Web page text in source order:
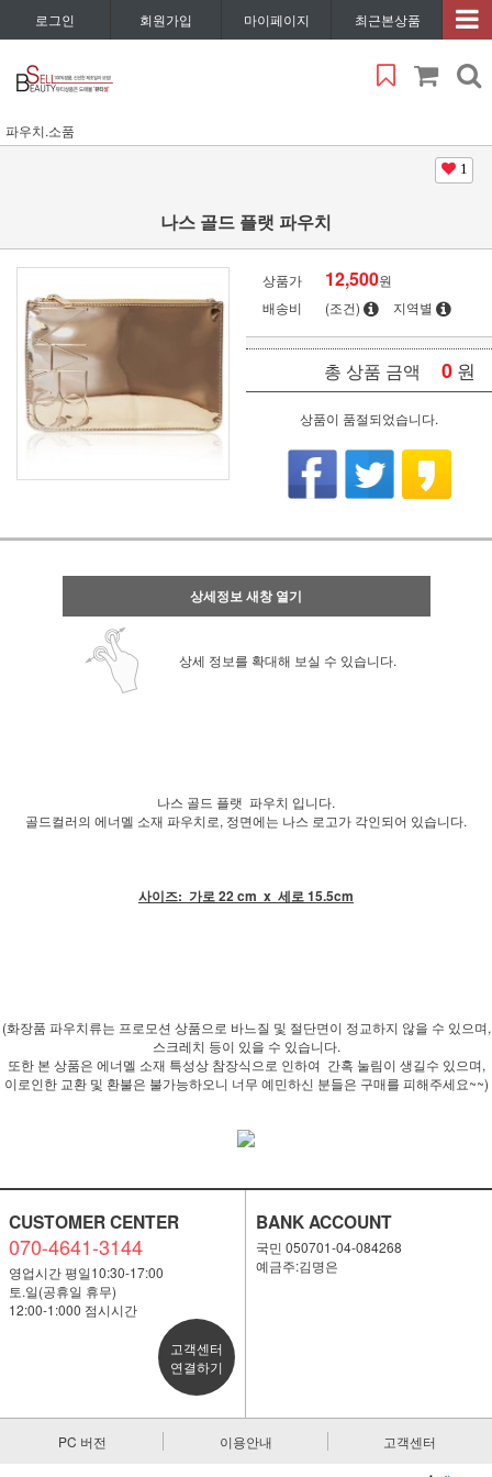
로그인 회원가입 마이페이지 최근본상품
파우치.소품
1
나스 골드 플랫 파우치
상품가 12,500원
배송비
(조건) 지역별
총 상품 금액 0 원
상품이 품절되었습니다.
상세정보 새창 열기
상세 정보를 확대해 보실 수 있습니다.
나스 골드 플랫 파우치 입니다.
골드컬러의 에너멜 소재 파우치로, 정면에는 나스 로고가 각인되어 있습니다.
사이즈: 가로 22 cm x 세로 15.5cm
(화장품 파우치류는 프로모션 상품으로 바느질 및 절단면이 정교하지 않을 수 있으며,
스크레치 등이 있을 수 있습니다.
또한 본 상품은 에너멜 소재 특성상 참장식으로 인하여 간혹 눌림이 생길수 있으며,
이로인한 교환 및 환불은 불가능하오니 너무 예민하신 분들은 구매를 피해주세요~~)
CUSTOMER CENTER
070-4641-3144
영업시간 평일10:30-17:00
토.일(공휴일 휴무)
12:00-1:000 점시시간
고객센터
연결하기
BANK ACCOUNT
국민 050701-04-084268
예금주:김명은
PC 버전 이용안내 고객센터